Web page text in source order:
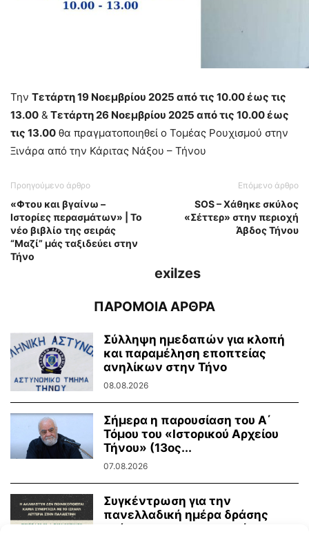
Την Τετάρτη 19 Νοεμβρίου 2025 από τις 10.00 έως τις
13.00 & Τετάρτη 26 Νοεμβρίου 2025 από τις 10.00 έως
τις 13.00 θα πραγματοποιηθεί ο Τομέας Ρουχισμού στην
Ξινάρα από την Κάριτας Νάξου – Τήνου
Προηγούμενο άρθρο
«Φτου και βγαίνω –
Ιστορίες περασμάτων» | Το
νέο βιβλίο της σειράς
“Μαζί” μάς ταξιδεύει στην
Τήνο
Επόμενο άρθρο
SOS – Χάθηκε σκύλος
«Σέττερ» στην περιοχή
Άβδος Τήνου
exilzes
ΠΑΡΟΜΟΙΑ ΑΡΘΡΑ
Σύλληψη ημεδαπών για κλοπή
και παραμέληση εποπτείας
ανηλίκων στην Τήνο
08.08.2026
Σήμερα η παρουσίαση του Α΄
Τόμου του «Ιστορικού Αρχείου
Τήνου» (13ος...
07.08.2026
Συγκέντρωση για την
πανελλαδική ημέρα δράσης
ενάντια στην γενοκτονία στην